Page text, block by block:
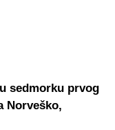
sedmorku prvog
Norveško,